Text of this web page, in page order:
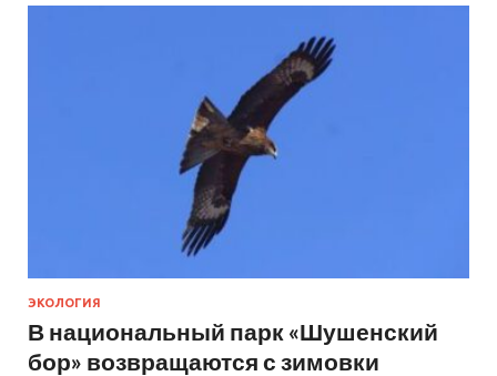
ЭКОЛОГИЯ
В национальный парк «Шушенский
бор» возвращаются с зимовки